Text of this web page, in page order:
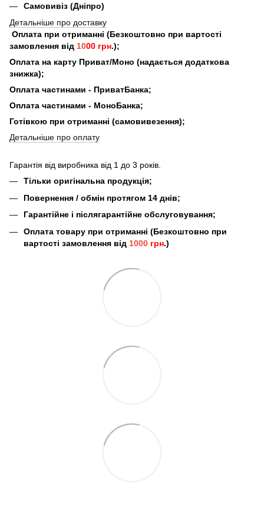
Самовивіз (Дніпро)
Детальніше про доставку
Оплата при отриманні (Безкоштовно при вартості
замовлення від 1000 грн.);
Оплата на карту Приват/Моно (надається додаткова
знижка);
Оплата частинами - ПриватБанка;
Оплата частинами - МоноБанка;
Готівкою при отриманні (самовивезення);
Детальніше про оплату
Гарантія від виробника від 1 до 3 років.
Тільки оригінальна продукція;
Повернення / обмін протягом 14 днів;
Гарантійне і післягарантійне обслуговування;
Оплата товару при отриманні (Безкоштовно при
вартості замовлення від 1000 грн.)